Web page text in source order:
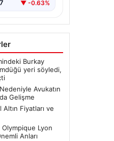
▼ -0.63%
Burkay
yeri söyledi,
Avukatın
Gelişme
Fiyatları ve
Lyon
Anları